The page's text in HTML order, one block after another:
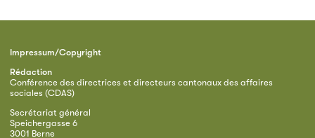
Impressum/Copyright
Rédaction
Conférence des directrices et directeurs cantonaux des affaires
sociales (CDAS)
Secrétariat général
Speichergasse 6
3001 Berne